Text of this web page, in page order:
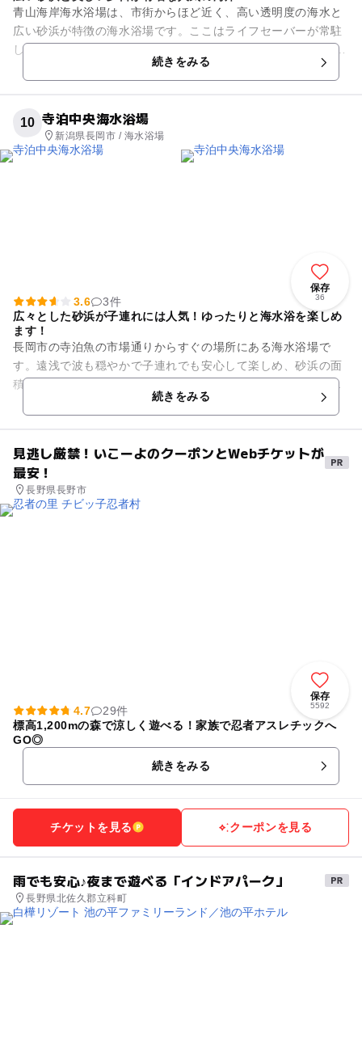
青山海岸海水浴場は、市街からほど近く、高い透明度の海水と
広い砂浜が特徴の海水浴場です。ここはライフセーバーが常駐
しているので、いざという時に安心です。 また夕日の鑑賞スポ
続きをみる
10 寺泊中央海水浴場
新潟県長岡市 / 海水浴場
保存
36
3.6
3件
広々とした砂浜が子連れには人気！ゆったりと海水浴を楽しめ
ます！
長岡市の寺泊魚の市場通りからすぐの場所にある海水浴場で
す。遠浅で波も穏やかで子連れでも安心して楽しめ、砂浜の面
積も広くゆったりと利用できます。ヤシの木なども植えられて
いて、どこか南国の雰囲気も味...
続きをみる
見逃し厳禁！いこーよのクーポンとWebチケットが
最安！
長野県長野市
保存
5592
4.7
29件
標高1,200mの森で涼しく遊べる！家族で忍者アスレチックへ
GO◎
続きをみる
チケットを見る クーポンを見る
雨でも安心♪夜まで遊べる「インドアパーク」
長野県北佐久郡立科町